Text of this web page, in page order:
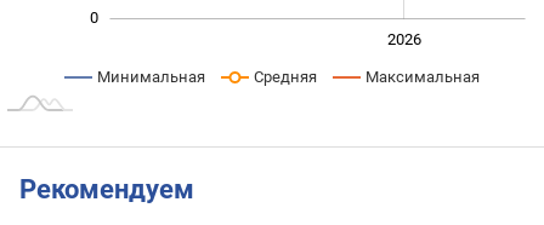
0
2026
Минимальная Средняя Максимальная
Рекомендуем